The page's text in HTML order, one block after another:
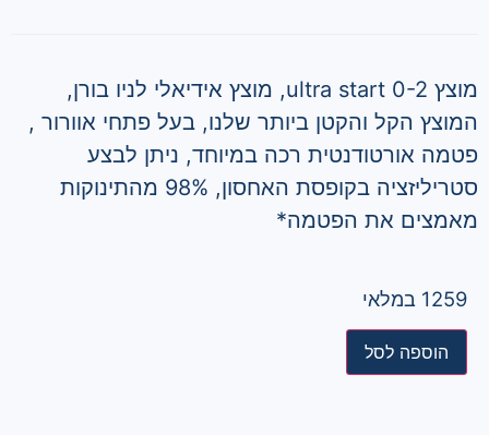
מוצץ ultra start 0-2, מוצץ אידיאלי לניו בורן,
המוצץ הקל והקטן ביותר שלנו, בעל פתחי אוורור ,
פטמה אורטודנטית רכה במיוחד, ניתן לבצע
סטריליזציה בקופסת האחסון, 98% מהתינוקות
מאמצים את הפטמה*
1259 במלאי
הוספה לסל